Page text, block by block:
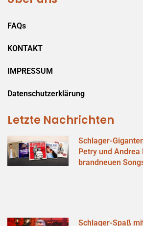
FAQs
KONTAKT
IMPRESSUM
Datenschutzerklärung
Letzte Nachrichten
Schlager-
Petry und Andrea
brandneuen
Schlager-Spaß